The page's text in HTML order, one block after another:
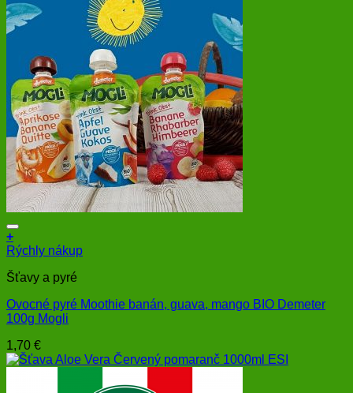
+
Rýchly nákup
Šťavy a pyré
Ovocné pyré Moothie banán, guava, mango BIO Demeter
100g Mogli
1,70 €